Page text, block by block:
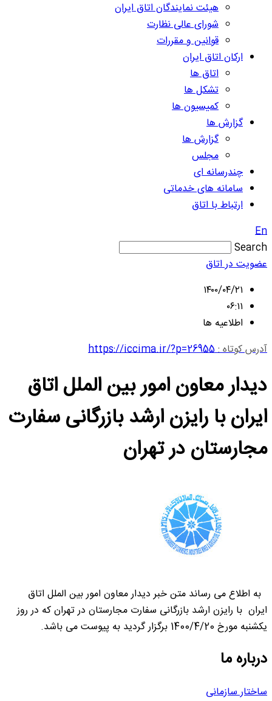
هیئت نمایندگان اتاق ایران
شورای عالی نظارت
قوانین و مقررات
ارکان اتاق ایران
اتاق ها
تشکل ها
کمیسیون ها
گزارش ها
گزارش ها
مجلس
چندرسانه ای
سامانه های خدماتی
ارتباط با اتاق
En
Search
عضویت در اتاق
۱۴۰۰/۰۴/۲۱
۰۶:۱۱
اطلاعیه ها
آدرس کوتاه :https://iccima.ir/?p=26955
دیدار معاون امور بین الملل اتاق
ایران با رایزن ارشد بازرگانی سفارت
مجارستان در تهران
به اطلاع می رساند متن خبر دیدار معاون امور بین الملل اتاق
ایران با رایزن ارشد بازرگانی سفارت مجارستان در تهران که در روز
یکشنبه مورخ 1400/4/20 برگزار گردید به پیوست می باشد.
درباره ما
ساختار سازمانی